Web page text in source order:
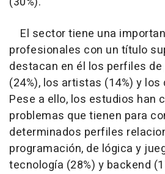
El sector tiene una
profesionales con un título
destacan en él los perfiles
(24%), los artistas (14%) y
Pese a ello, los estudios han
problemas que tienen para
determinados perfiles
programación, de lógica y
tecnología (28%) y backend